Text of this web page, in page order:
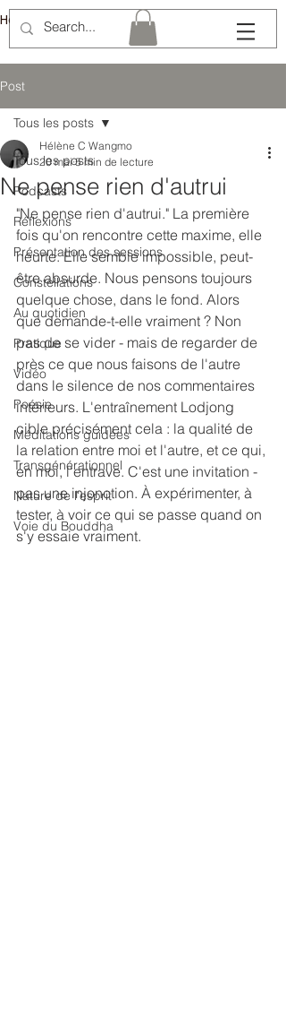
Hélène Lémery
Post
Tous les posts
Podcasts
Réflexions
Présentation des sessions
Constellations
Au quotidien
Pratique
Vidéo
Poésie
Méditations guidées
Transgénérationnel
Nature de l'esprit
Voie du Bouddha
Tous les posts
Ne pense rien d'autrui
Hélène C Wangmo
20 mai 5 min de lecture
"Ne pense rien d'autrui." La première
fois qu'on rencontre cette maxime, elle
heurte. Elle semble impossible, peut-
être absurde. Nous pensons toujours
quelque chose, dans le fond. Alors
que demande-t-elle vraiment ? Non
pas de se vider - mais de regarder de
près ce que nous faisons de l'autre
dans le silence de nos commentaires
intérieurs. L'entraînement Lodjong
cible précisément cela : la qualité de
la relation entre moi et l'autre, et ce qui,
en moi, l'entrave. C'est une invitation -
pas une injonction. À expérimenter, à
tester, à voir ce qui se passe quand on
s'y essaie vraiment.